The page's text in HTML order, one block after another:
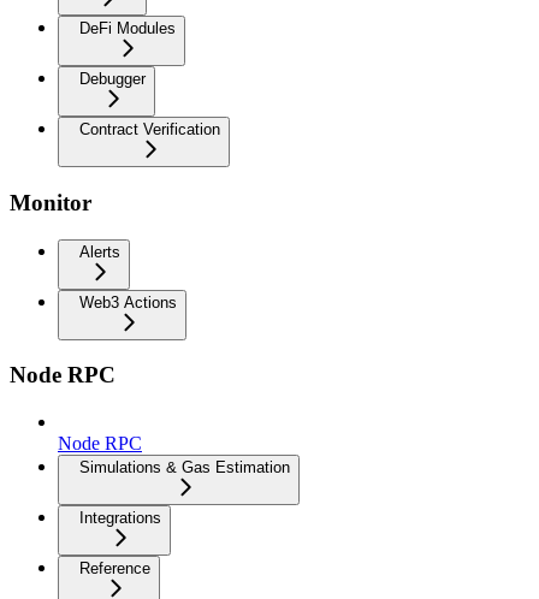
DeFi Modules
Debugger
Contract Verification
Monitor
Alerts
Web3 Actions
Node RPC
Node RPC
Simulations & Gas Estimation
Integrations
Reference